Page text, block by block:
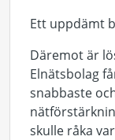
Ett uppdämt
Däremot är
Elnätsbolag
snabbaste
skulle råka